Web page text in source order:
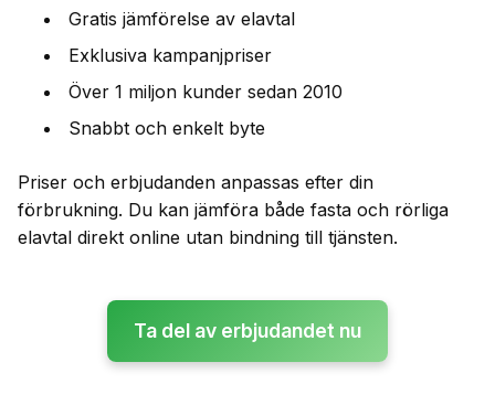
Gratis jämförelse av elavtal
Exklusiva kampanjpriser
Över 1 miljon kunder sedan 2010
Snabbt och enkelt byte
Priser och erbjudanden anpassas efter din
förbrukning. Du kan jämföra både fasta och rörliga
elavtal direkt online utan bindning till tjänsten.
Ta del av erbjudandet nu